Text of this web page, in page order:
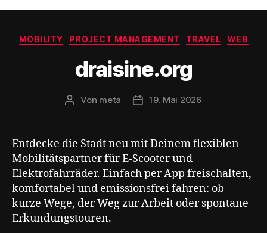
Kategorien
MOBILITY PROJECT MANAGEMENT TRAVEL WEB
draisine.org
Beitragsautor
Von meta Veröffentlichungsdatum
19. Mai 2026
Entdecke die Stadt neu mit Deinem flexiblen
Mobilitätspartner für E-Scooter und
Elektrofahrräder. Einfach per App freischalten,
komfortabel und emissionsfrei fahren: ob
kurze Wege, der Weg zur Arbeit oder spontane
Erkundungstouren.